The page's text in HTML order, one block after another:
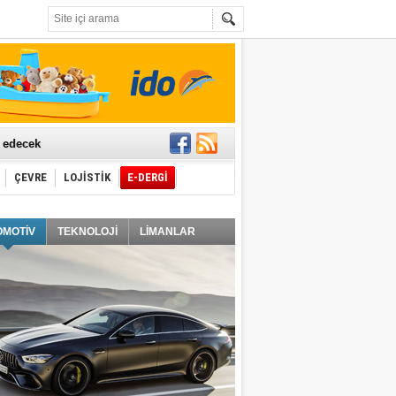
ÇEVRE LOJİSTİK E-DERGİ
TEKNOLOJİ LİMANLAR